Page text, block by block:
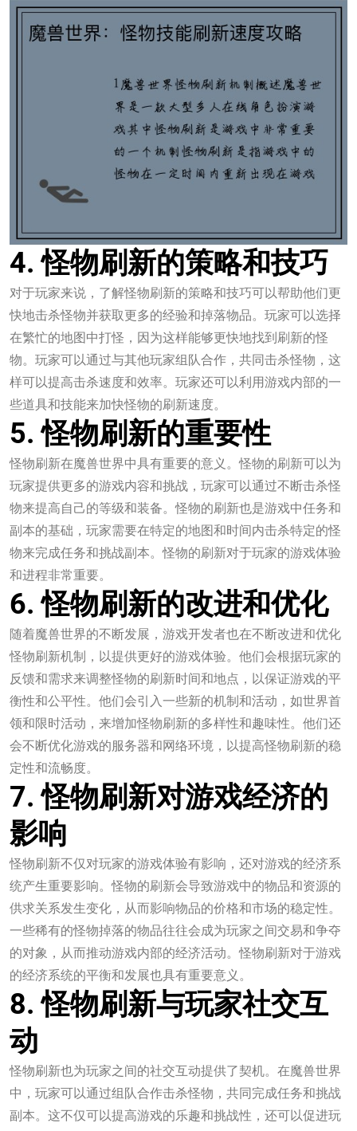
4. 怪物刷新的策略和技巧
对于玩家来说，了解怪物刷新的策略和技巧可以帮助他们更
快地击杀怪物并获取更多的经验和掉落物品。玩家可以选择
在繁忙的地图中打怪，因为这样能够更快地找到刷新的怪
物。玩家可以通过与其他玩家组队合作，共同击杀怪物，这
样可以提高击杀速度和效率。玩家还可以利用游戏内部的一
些道具和技能来加快怪物的刷新速度。
5. 怪物刷新的重要性
怪物刷新在魔兽世界中具有重要的意义。怪物的刷新可以为
玩家提供更多的游戏内容和挑战，玩家可以通过不断击杀怪
物来提高自己的等级和装备。怪物的刷新也是游戏中任务和
副本的基础，玩家需要在特定的地图和时间内击杀特定的怪
物来完成任务和挑战副本。怪物的刷新对于玩家的游戏体验
和进程非常重要。
6. 怪物刷新的改进和优化
随着魔兽世界的不断发展，游戏开发者也在不断改进和优化
怪物刷新机制，以提供更好的游戏体验。他们会根据玩家的
反馈和需求来调整怪物的刷新时间和地点，以保证游戏的平
衡性和公平性。他们会引入一些新的机制和活动，如世界首
领和限时活动，来增加怪物刷新的多样性和趣味性。他们还
会不断优化游戏的服务器和网络环境，以提高怪物刷新的稳
定性和流畅度。
7. 怪物刷新对游戏经济的
影响
怪物刷新不仅对玩家的游戏体验有影响，还对游戏的经济系
统产生重要影响。怪物的刷新会导致游戏中的物品和资源的
供求关系发生变化，从而影响物品的价格和市场的稳定性。
一些稀有的怪物掉落的物品往往会成为玩家之间交易和争夺
的对象，从而推动游戏内部的经济活动。怪物刷新对于游戏
的经济系统的平衡和发展也具有重要意义。
8. 怪物刷新与玩家社交互
动
怪物刷新也为玩家之间的社交互动提供了契机。在魔兽世界
中，玩家可以通过组队合作击杀怪物，共同完成任务和挑战
副本。这不仅可以提高游戏的乐趣和挑战性，还可以促进玩